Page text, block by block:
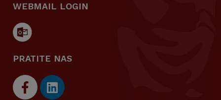
WEBMAIL LOGIN
PRATITE NAS